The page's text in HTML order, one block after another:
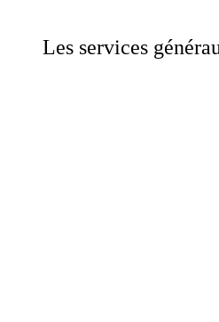
Les services